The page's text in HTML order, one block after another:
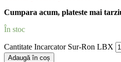
Cumpara acum, plateste mai
În stoc
Cantitate Incarcator Sur-Ron LBX
Adaugă în coș